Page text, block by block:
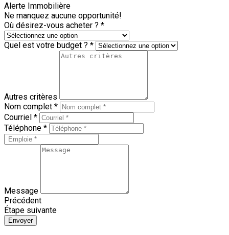
Alerte Immobilière
Ne manquez aucune opportunité!
Où désirez-vous acheter ? *
Quel est votre budget ? *
Autres critères
Nom complet *
Courriel *
Téléphone *
Message
Précédent
Étape suivante
Envoyer